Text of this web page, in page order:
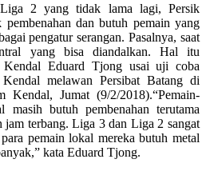
2 yang tidak lama lagi, Persik
dan butuh pemain yang
pengatur serangan. Pasalnya, saat
yang bisa diandalkan. Hal itu
Kendal Eduard Tjong usai uji coba
melawan Persibat Batang di
Kendal, Jumat (9/2/2018).“Pemain-
masih butuh pembenahan terutama
jam terbang. Liga 3 dan Liga 2 sangat
pemain lokal mereka butuh metal
kata Eduard Tjong.